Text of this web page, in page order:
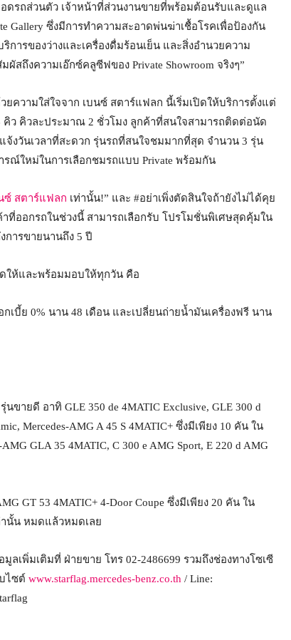
รถส่วนตัว เจ้าหน้าที่ส่วนงานขายที่พร้อมต้อนรับและดูแล
Gallery ซึ่งมีการทำความสะอาดพ่นฆ่าเชื้อโรคเพื่อป้องกัน
การของว่างและเครื่องดื่มร้อนเย็น และสิ่งอำนวยความ
สถึงความเอ๊กซ์คลูซีฟของ Private Showroom จริงๆ”
ยความใส่ใจจาก เบนซ์ สตาร์แฟลก นี้เริ่มเปิดให้บริการตั้งแต่
คิว คิวละประมาณ 2 ชั่วโมง ลูกค้าที่สนใจสามารถติดต่อนัด
จ้งวันเวลาที่สะดวก รุ่นรถที่สนใจชมมากที่สุด จำนวน 3 รุ่น
ณ์ใหม่ในการเลือกชมรถแบบ Private พร้อมกัน
ซ์ สตาร์แฟลก เท่านั้น!” และ #อย่าเพิ่งตัดสินใจถ้ายังไม่ได้คุย
ออกรถในช่วงนี้ สามารถเลือกรับ โปรโมชั่นพิเศษสุดคุ้มใน
การขายนานถึง 5 ปี
ให้และพร้อมมอบให้ทุกวัน คือ
เบี้ย 0% นาน 48 เดือน และเปลี่ยนถ่ายน้ำมันเครื่องฟรี นาน
ายดี อาทิ GLE 350 de 4MATIC Exclusive, GLE 300 d
Mercedes-AMG A 45 S 4MATIC+ ซึ่งมีเพียง 10 คัน ใน
GLA 35 4MATIC, C 300 e AMG Sport, E 220 d AMG
GT 53 4MATIC+ 4-Door Coupe ซึ่งมีเพียง 20 คัน ใน
นั้น หมดแล้วหมดเลย
เพิ่มเติมที่ ฝ่ายขาย โทร 02-2486699 รวมถึงช่องทางโซเซี
ไซต์ www.starflag.mercedes-benz.co.th / Line: